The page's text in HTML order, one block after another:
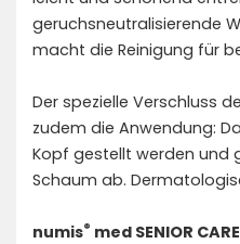
geruchsneutralisierende
macht die Reinigung für
Der spezielle Verschluss
zudem die Anwendung:
Kopf gestellt werden und
Schaum ab.
numis® med SENIOR